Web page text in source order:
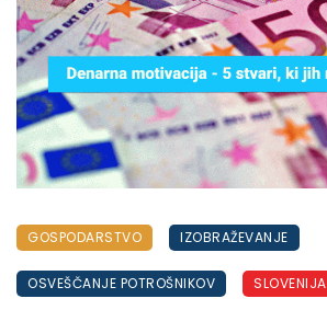
GOSPODARSTVO IZOBRAŽEVANJE
OSVEŠČANJE POTROŠNIKOV SLOVENIJA